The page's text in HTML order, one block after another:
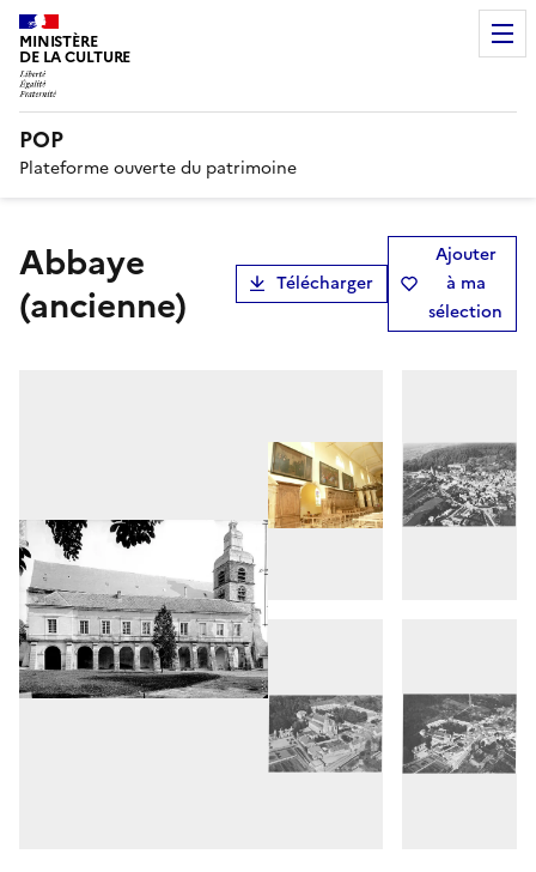
MINISTÈRE
DE LA CULTURE
POP
Plateforme ouverte du patrimoine
Abbaye
(ancienne)
Télécharger
Ajouter
à ma
sélection